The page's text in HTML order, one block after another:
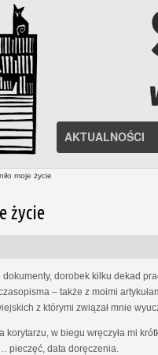
AKTUALNOŚCI
moje życie
życie
dorobek kilku dekad
– także z moimi
z którymi związał mnie
w biegu wręczyła mi
pieczęć, data doręczenia.